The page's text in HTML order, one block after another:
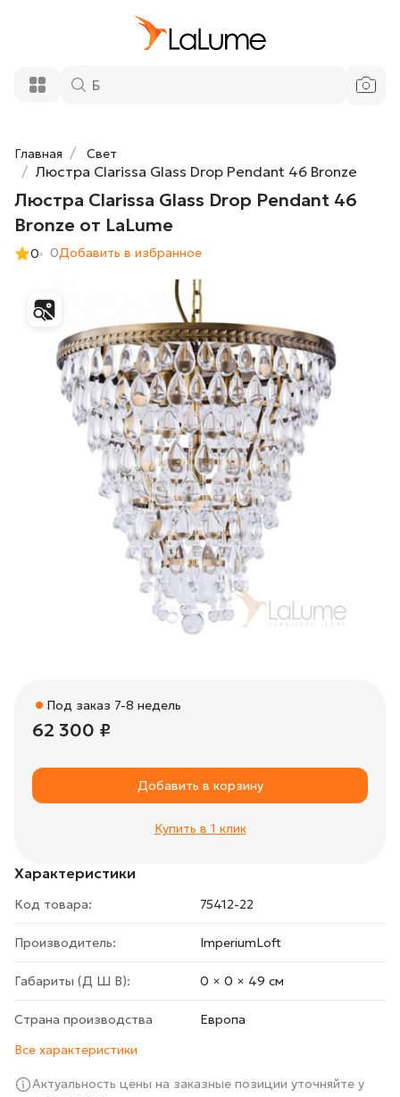
Главная Свет
Люстра Clarissa Glass Drop Pendant 46 Bronze
Люстра Clarissa Glass Drop Pendant 46
Bronze от LaLume
0 0Добавить в избранное
Характеристики
Код товара: 75412-22
Производитель: ImperiumLoft
Габариты (Д Ш В): 0 × 0 × 49 cм
Страна производства
Европа
Все характеристики
Актуальность цены на заказные позиции уточняйте у
Под заказ 7-8 недель
62 300 ₽
Добавить в корзину
Купить в 1 клик
Bronze от LaLume